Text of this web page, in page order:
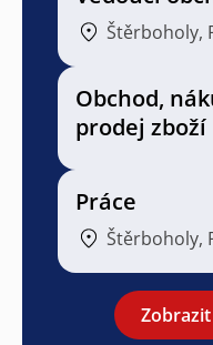
Štěrboholy,
Obchod,
prodej zboží
Práce
Štěrboholy,